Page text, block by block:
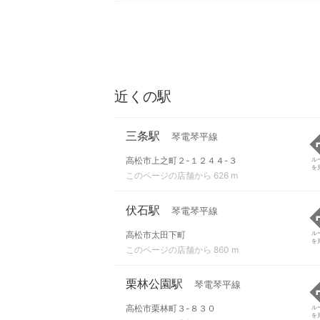
近くの駅
三条駅 琴電琴平線
高松市上之町２-１２４４-３
このページの店舗から 626 m
ル
を
伏石駅 琴電琴平線
高松市太田下町
このページの店舗から 860 m
ル
を
栗林公園駅 琴電琴平線
高松市栗林町３-８３０
ル
を